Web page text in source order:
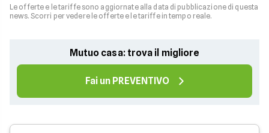
Le offerte e le tariffe sono aggiornate alla data di pubblicazione di questa
news. Scorri per vedere le offerte e le tariffe in tempo reale.
Mutuo casa: trova il migliore
Fai un PREVENTIVO